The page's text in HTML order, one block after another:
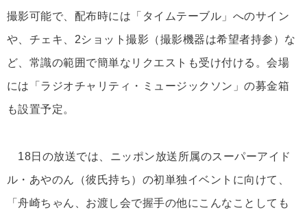
撮影可能で、配布時には「タイムテーブル」へのサイン
や、チェキ、2ショット撮影（撮影機器は希望者持参）な
ど、常識の範囲で簡単なリクエストも受け付ける。会場
には「ラジオチャリティ・ミュージックソン」の募金箱
も設置予定。
18日の放送では、ニッポン放送所属のスーパーアイド
ル・あやのん（彼氏持ち）の初単独イベントに向けて、
「舟崎ちゃん、お渡し会で握手の他にこんなことしても